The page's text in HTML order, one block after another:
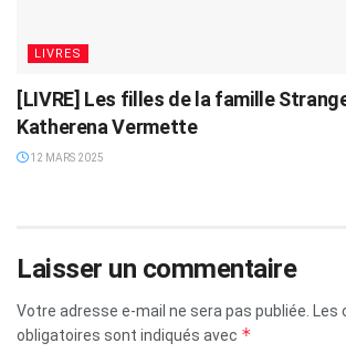
LIVRES
[LIVRE] Les filles de la famille
Katherena Vermette
12 MARS 2025
Laisser un commentaire
Votre adresse e-mail ne sera pas publiée. Les
obligatoires sont indiqués avec *